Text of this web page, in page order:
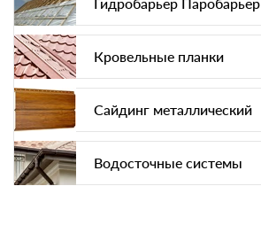
Кровельные планки
Сайдинг металлический
Водосточные системы